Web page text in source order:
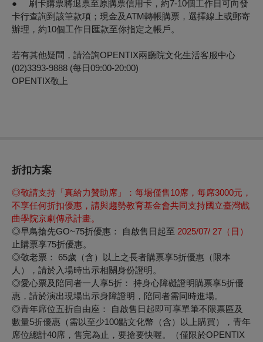
● 刷卡購票將退票至原購票信用卡，約7-10個工作日可向發
卡行查詢到該筆款項；現金及ATM轉帳購票，選擇線上或郵寄
辦理，約10個工作日匯款至你指定之帳戶。
若有其他疑問，請洽詢OPENTIX兩廳院文化生活客服中心
(02)3393-9888 (每日09:00-20:00)
OPENTIX敬上
折扣方案
◎敬請支持「真給力贊助席 」：每場僅售10席，每席3000元，
不享任何折扣優惠，請與趨勢教育基金會共同支持國立臺灣戲
曲學院京劇傳承計畫。
◎早鳥搶先GO~75折優惠： 自啟售日起至 2025/07/ 27 （日）
止購票享75折優惠。
◎敬老票：
65歲（含）以上之長者購票享5折優惠（限本
人），請於入場時出示相關身份證明。
◎愛心票及陪同者一人享5折： 持身心障礙證明購票享5折優
惠，請於演出現場出示身障證明，陪同者需同時進場。
◎青年席位五折自由座：
自啟售日起即可享單筆不限票區及
數量5折優惠（需以至少100點文化幣（含）以上購買），青年
席位總計40席，售完為止，要搶要快喔。（僅限於OPENTIX